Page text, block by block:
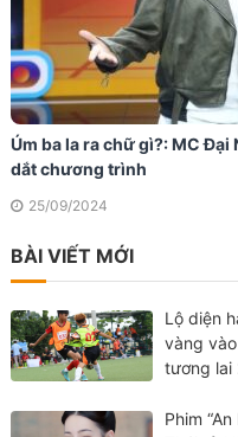
Úm ba la ra chữ gì?: MC
dắt chương trình
25/09/2024
BÀI VIẾT MỚI
Lộ diện
vàng
tương lai
Phim